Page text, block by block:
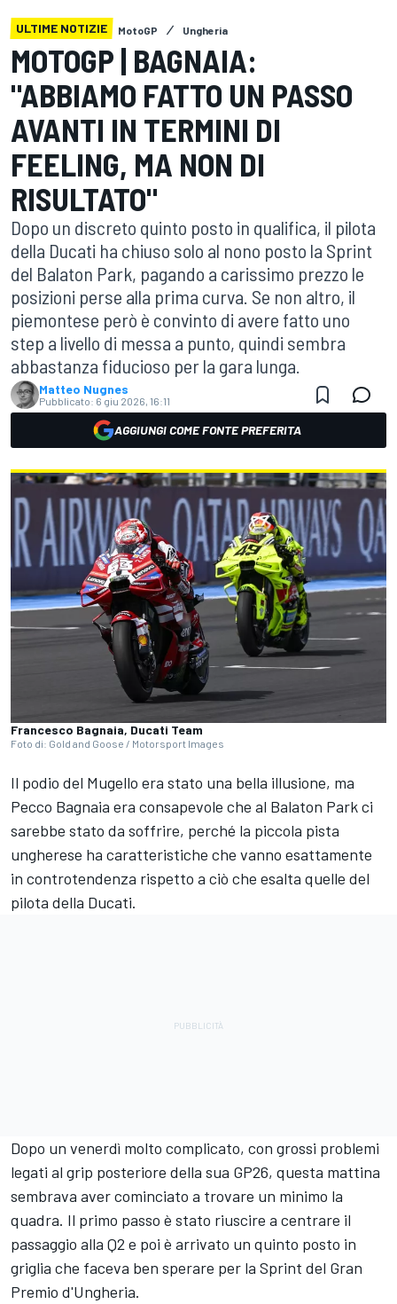
ULTIME NOTIZIE MotoGP Ungheria
MOTOGP | BAGNAIA:
"ABBIAMO FATTO UN PASSO
AVANTI IN TERMINI DI
FEELING, MA NON DI
RISULTATO"
Dopo un discreto quinto posto in qualifica, il pilota
della Ducati ha chiuso solo al nono posto la Sprint
del Balaton Park, pagando a carissimo prezzo le
posizioni perse alla prima curva. Se non altro, il
piemontese però è convinto di avere fatto uno
step a livello di messa a punto, quindi sembra
abbastanza fiducioso per la gara lunga.
Matteo Nugnes
Pubblicato: 6 giu 2026, 16:11
AGGIUNGI COME FONTE PREFERITA
Francesco Bagnaia, Ducati Team
Foto di: Gold and Goose / Motorsport Images
Il podio del Mugello era stato una bella illusione, ma
Pecco Bagnaia era consapevole che al Balaton Park ci
sarebbe stato da soffrire, perché la piccola pista
ungherese ha caratteristiche che vanno esattamente
in controtendenza rispetto a ciò che esalta quelle del
pilota della Ducati.
Dopo un venerdì molto complicato, con grossi problemi
legati al grip posteriore della sua GP26, questa mattina
sembrava aver cominciato a trovare un minimo la
quadra. Il primo passo è stato riuscire a centrare il
passaggio alla Q2 e poi è arrivato un quinto posto in
griglia che faceva ben sperare per la Sprint del Gran
Premio d'Ungheria.